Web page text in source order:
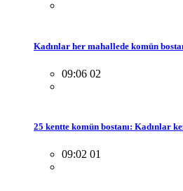
Kadınlar her mahallede komün
09:06 02
25 kentte komün bostanı: Kadınlar
09:02 01